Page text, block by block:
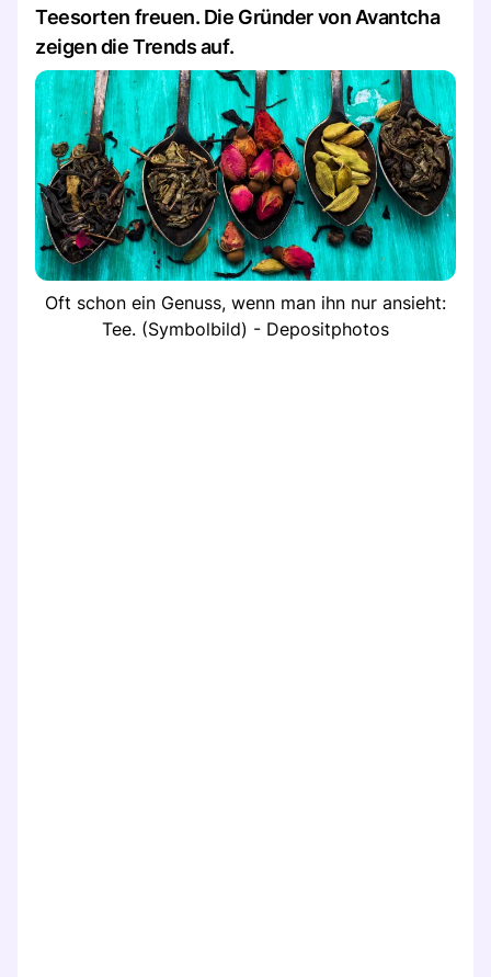
Teesorten freuen. Die Gründer von Avantcha
zeigen die Trends auf.
Oft schon ein Genuss, wenn man ihn nur ansieht:
Tee. (Symbolbild) - Depositphotos